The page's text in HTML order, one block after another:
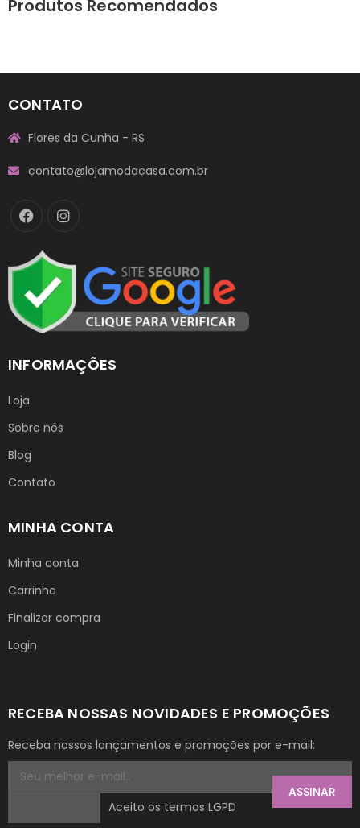
Produtos Recomendados
CONTATO
Flores da Cunha - RS
contato@lojamodacasa.com.br
INFORMAÇÕES
Loja
Sobre nós
Blog
Contato
MINHA CONTA
Minha conta
Carrinho
Finalizar compra
Login
RECEBA NOSSAS NOVIDADES E PROMOÇÕES
Receba nossos lançamentos e promoções por e-mail:
ASSINAR
Aceito os termos LGPD